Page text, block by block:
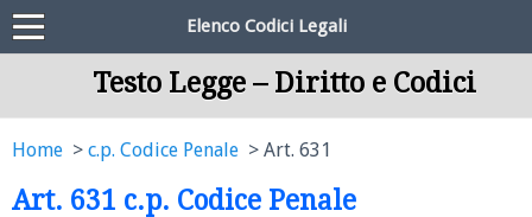
Elenco Codici Legali
Testo Legge – Diritto e Codici
Home c.p. Codice Penale Art. 631
Art. 631 c.p. Codice Penale